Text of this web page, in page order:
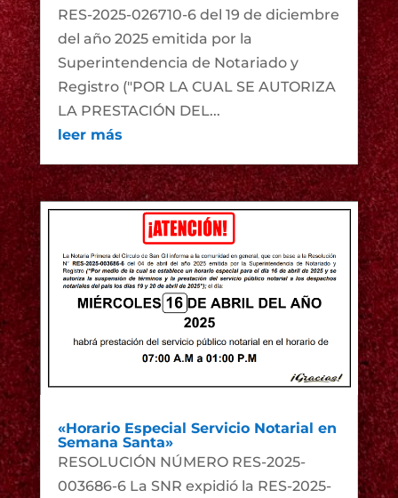
RES-2025-026710-6 del 19 de diciembre
del año 2025 emitida por la
Superintendencia de Notariado y
Registro ("POR LA CUAL SE AUTORIZA
LA PRESTACIÓN DEL...
leer más
«Horario Especial Servicio Notarial en
Semana Santa»
RESOLUCIÓN NÚMERO RES-2025-
003686-6 La SNR expidió la RES-2025-